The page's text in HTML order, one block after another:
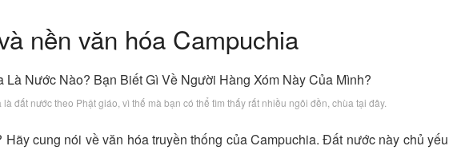
nền văn hóa Campuchia
đất nước theo Phật giáo, vì thế mà bạn có thể tìm thấy rất nhiều ngôi đền, chùa tại đây.
Hãy cung nói về văn hóa truyền thống của Campuchia. Đất nước này chủ yếu